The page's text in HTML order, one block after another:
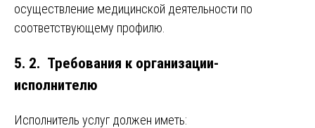
осуществление медицинской деятельности по
соответствующему профилю.
5. 2. Требования к организации-
исполнителю
Исполнитель услуг должен иметь: